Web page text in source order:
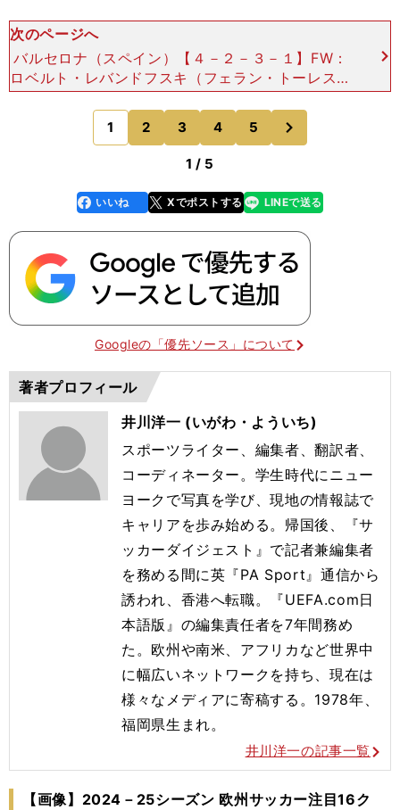
次のページへ
バルセロナ（スペイン）【４－２－３－１】FW：
ロベルト・レバンドフスキ（フェラン・トーレス）
MF：ラフィーニャ、ガビ（ダニ・オルモ）、ラ
ミン・ヤマル（パウ・ビクトル） MF：ペドリ
（フェルミン・ロ
1 2 3 4 5
のページへ
1 / 5
faceboo
k
いいね Xでポストする
line LINEで送る
Googleの「優先ソース」について
著者プロフィール
井川洋一 (いがわ・よういち)
スポーツライター、編集者、翻訳者、
コーディネーター。学生時代にニュー
ヨークで写真を学び、現地の情報誌で
キャリアを歩み始める。帰国後、『サ
ッカーダイジェスト』で記者兼編集者
を務める間に英『PA Sport』通信から
誘われ、香港へ転職。『UEFA.com日
本語版』の編集責任者を7年間務め
た。欧州や南米、アフリカなど世界中
に幅広いネットワークを持ち、現在は
様々なメディアに寄稿する。1978年、
福岡県生まれ。
井川洋一の記事一覧
【画像】2024－25シーズン 欧州サッカー注目16ク